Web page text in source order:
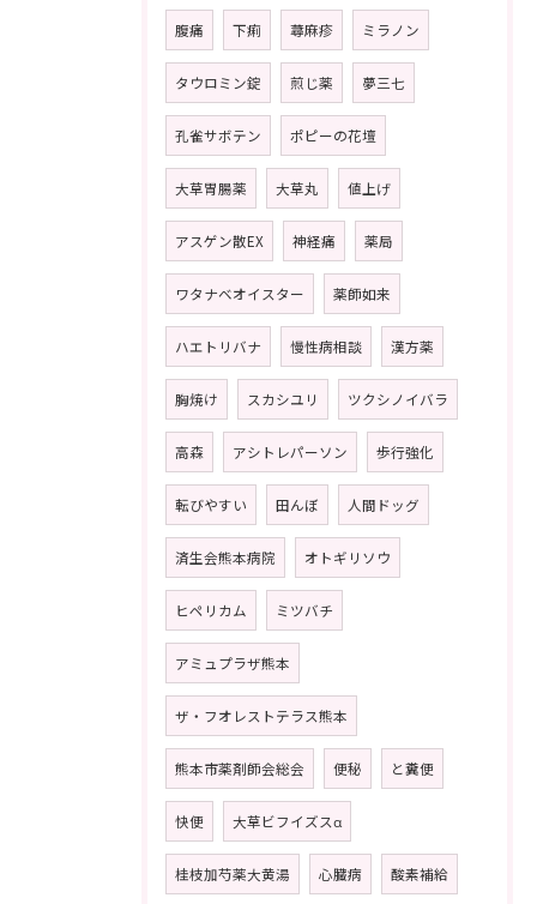
腹痛 下痢 蕁麻疹 ミラノン
タウロミン錠 煎じ薬 夢三七
孔雀サボテン ポピーの花壇
大草胃腸薬 大草丸 値上げ
アスゲン散EX 神経痛 薬局
ワタナベオイスター 薬師如来
ハエトリバナ 慢性病相談 漢方薬
胸焼け スカシユリ ツクシノイバラ
高森 アシトレパーソン 歩行強化
転びやすい 田んぼ 人間ドッグ
済生会熊本病院 オトギリソウ
ヒペリカム ミツバチ
アミュプラザ熊本
ザ・フオレストテラス熊本
熊本市薬剤師会総会 便秘 と糞便
快便 大草ビフイズスα
桂枝加芍薬大黄湯 心臓病 酸素補給